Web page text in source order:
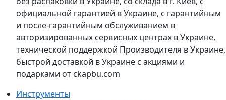
официальной гарантией в Украине, с гарантийным
и после-гарантийным обслуживанием в
авторизированных сервисных центрах в Украине,
технической поддержкой Производителя в Украине,
быстрой доставкой в Украине с акциями и
подарками от ckapbu.com
Инструменты